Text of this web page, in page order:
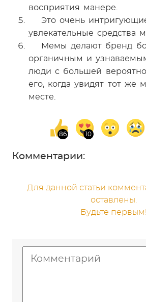
восприятия манере.
Это очень
увлекательные средства
Мемы делают бренд
органичным и
люди с большей
его, когда увидят тот же
месте.
Комментарии:
Для данной статьи
оставлены.
Будьте первым!